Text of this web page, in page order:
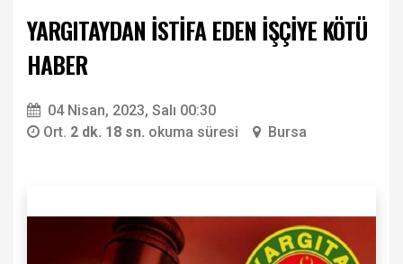
YARGITAYDAN İSTİFA EDEN İŞÇİYE KÖTÜ
HABER
04 Nisan, 2023, Salı 00:30
Ort. 2 dk. 18 sn. okuma süresi Bursa